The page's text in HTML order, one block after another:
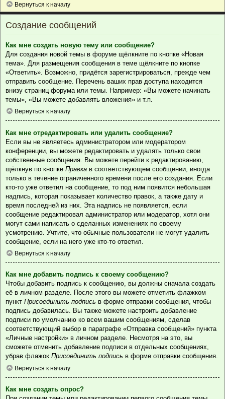
Вернуться к началу
Создание сообщений
Как мне создать новую тему или сообщение?
Для создания новой темы в форуме щёлкните по кнопке «Новая
тема». Для размещения сообщения в теме щёлкните по кнопке
«Ответить». Возможно, придётся зарегистрироваться, прежде чем
отправить сообщение. Перечень ваших прав доступа находится
внизу страниц форума или темы. Например: «Вы можете начинать
темы», «Вы можете добавлять вложения» и т.п.
Вернуться к началу
Как мне отредактировать или удалить сообщение?
Если вы не являетесь администратором или модератором
конференции, вы можете редактировать и удалять только свои
собственные сообщения. Вы можете перейти к редактированию,
щёлкнув по кнопке Правка в соответствующем сообщении, иногда
только в течение ограниченного времени после его создания. Если
кто-то уже ответил на сообщение, то под ним появится небольшая
надпись, которая показывает количество правок, а также дату и
время последней из них. Эта надпись не появляется, если
сообщение редактировал администратор или модератор, хотя они
могут сами написать о сделанных изменениях по своему
усмотрению. Учтите, что обычные пользователи не могут удалить
сообщение, если на него уже кто-то ответил.
Вернуться к началу
Как мне добавить подпись к своему сообщению?
Чтобы добавить подпись к сообщению, вы должны сначала создать
её в личном разделе. После этого вы можете отметить флажком
пункт Присоединить подпись в форме отправки сообщения, чтобы
подпись добавилась. Вы также можете настроить добавление
подписи по умолчанию ко всем вашим сообщениям, сделав
соответствующий выбор в параграфе «Отправка сообщений» пункта
«Личные настройки» в личном разделе. Несмотря на это, вы
сможете отменить добавление подписи в отдельных сообщениях,
убрав флажок Присоединить подпись в форме отправки сообщения.
Вернуться к началу
Как мне создать опрос?